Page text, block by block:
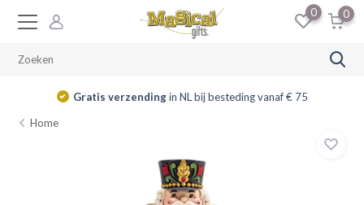
0 0
Gratis verzendingin NL bij besteding vanaf € 75
Home